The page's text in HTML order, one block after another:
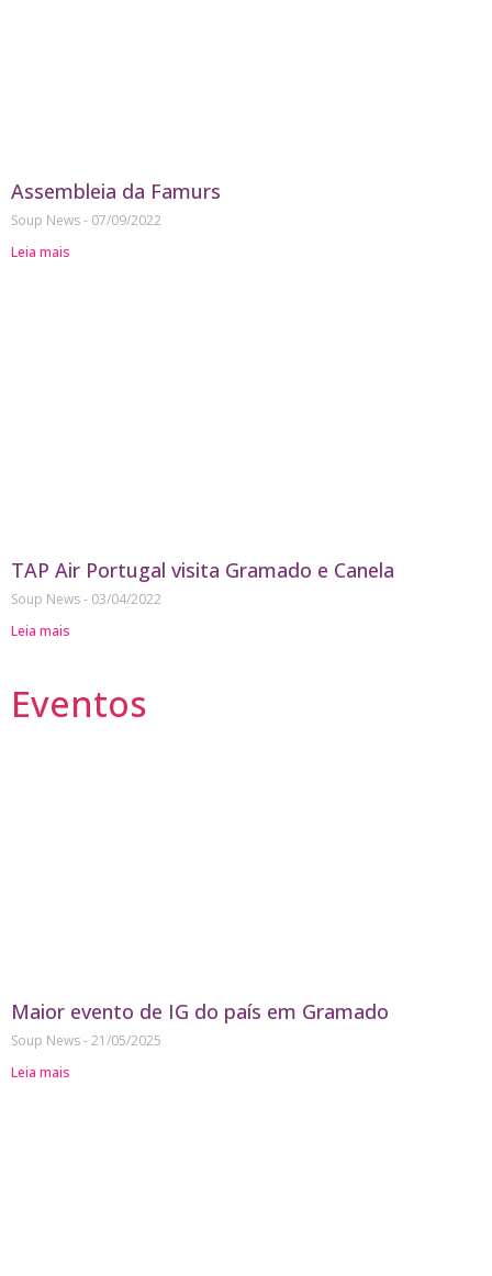
Assembleia da Famurs
Soup News
07/09/2022
Leia mais
TAP Air Portugal visita Gramado e Canela
Soup News
03/04/2022
Leia mais
Eventos
Maior evento de IG do país em Gramado
Soup News 21/05/2025
Leia mais